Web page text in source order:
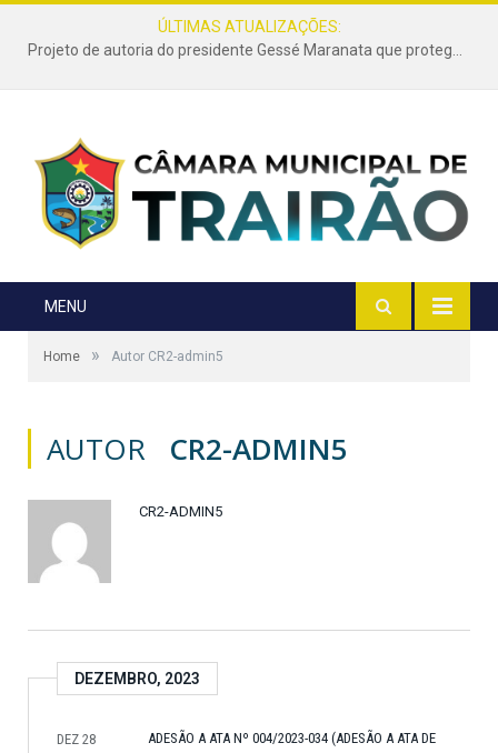
ÚLTIMAS ATUALIZAÇÕES:
Projeto de autoria do presidente Gessé Maranata que protege as estradas vicinais de Trairão é transformado em lei
MENU
Home » Autor CR2-admin5
AUTOR CR2-ADMIN5
CR2-ADMIN5
DEZEMBRO, 2023
DEZ 28
ADESÃO A ATA Nº 004/2023-034 (ADESÃO A ATA DE